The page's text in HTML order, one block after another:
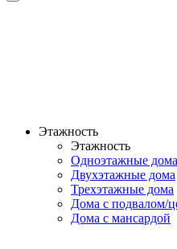
Этажность
Этажность
Одноэтажные дома
Двухэтажные дома
Трехэтажные дома
Дома с подвалом/
Дома с мансардой